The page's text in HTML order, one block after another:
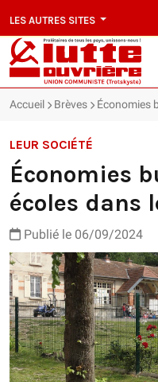
LES AUTRES SITES
Accueil Brèves Économies
LEUR SOCIÉTÉ
Économies
écoles dans
Publié le 06/09/2024